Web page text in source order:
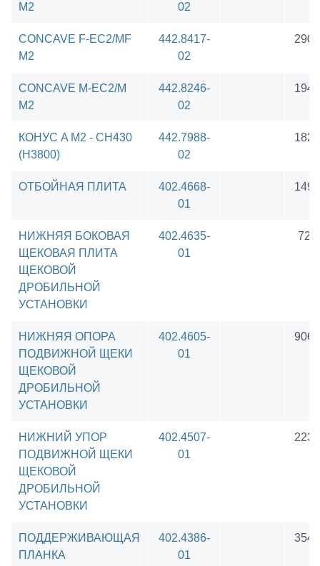
M2
02
CONCAVE F-EC2/MF
M2
442.8417-
02
CONCAVE M-EC2/M
M2
442.8246-
02
КОНУС A M2 - CH430
(H3800)
442.7988-
02
ОТБОЙНАЯ ПЛИТА
402.4668-
01
НИЖНЯЯ БОКОВАЯ
ЩЕКОВАЯ ПЛИТА
ЩЕКОВОЙ
ДРОБИЛЬНОЙ
УСТАНОВКИ
402.4635-
01
НИЖНЯЯ ОПОРА
ПОДВИЖНОЙ ЩЕКИ
ЩЕКОВОЙ
ДРОБИЛЬНОЙ
УСТАНОВКИ
402.4605-
01
НИЖНИЙ УПОР
ПОДВИЖНОЙ ЩЕКИ
ЩЕКОВОЙ
ДРОБИЛЬНОЙ
УСТАНОВКИ
402.4507-
01
ПОДДЕРЖИВАЮЩАЯ
ПЛАНКА
402.4386-
01